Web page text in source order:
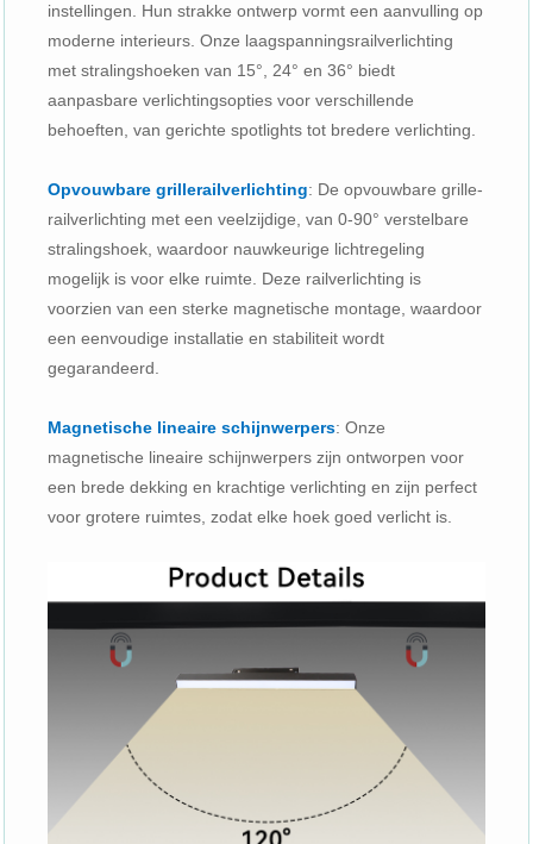
instellingen. Hun strakke ontwerp vormt een aanvulling op
moderne interieurs. Onze laagspanningsrailverlichting
met stralingshoeken van 15°, 24° en 36° biedt
aanpasbare verlichtingsopties voor verschillende
behoeften, van gerichte spotlights tot bredere verlichting.
Opvouwbare grillerailverlichting: De opvouwbare grille-
railverlichting met een veelzijdige, van 0-90° verstelbare
stralingshoek, waardoor nauwkeurige lichtregeling
mogelijk is voor elke ruimte. Deze railverlichting is
voorzien van een sterke magnetische montage, waardoor
een eenvoudige installatie en stabiliteit wordt
gegarandeerd.
Magnetische lineaire schijnwerpers: Onze
magnetische lineaire schijnwerpers zijn ontworpen voor
een brede dekking en krachtige verlichting en zijn perfect
voor grotere ruimtes, zodat elke hoek goed verlicht is.